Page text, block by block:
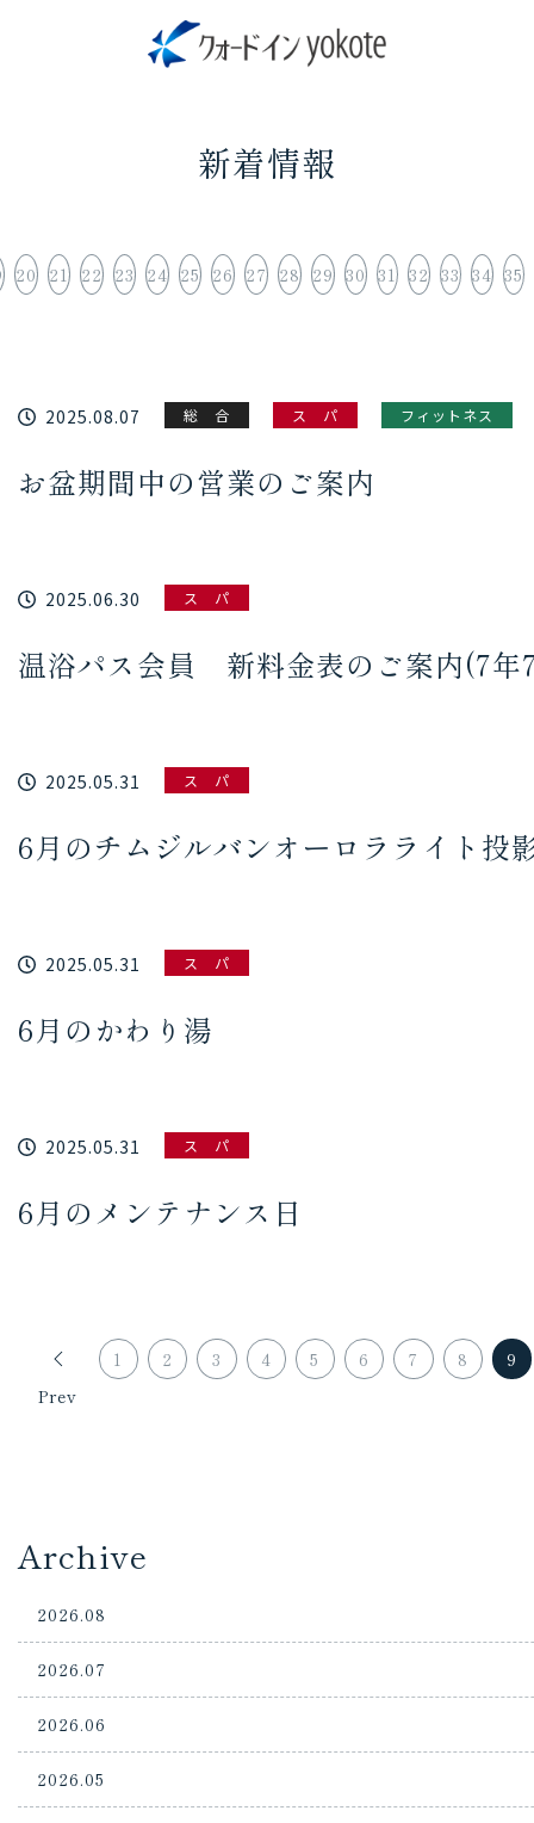
新着情報
20 21 22 23 24 25 26 27 28 29 30 31 32 33 34 35
2025.08.07 総 合 ス パ フィットネス
お盆期間中の営業のご案内
2025.06.30 ス パ
温浴パス会員 新料金表のご案内(7年
2025.05.31 ス パ
6月のチムジルバンオーロラライト投
2025.05.31 ス パ
6月のかわり湯
2025.05.31 ス パ
6月のメンテナンス日
Prev
1 2 3 4 5 6 7 8 9
Archive
2026.08
2026.07
2026.06
2026.05